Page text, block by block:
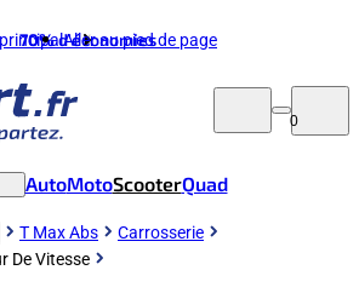
Aller au pied de page
70%d'économies
0
AutoMotoScooterQuad
T Max Abs
Carrosserie
De Vitesse